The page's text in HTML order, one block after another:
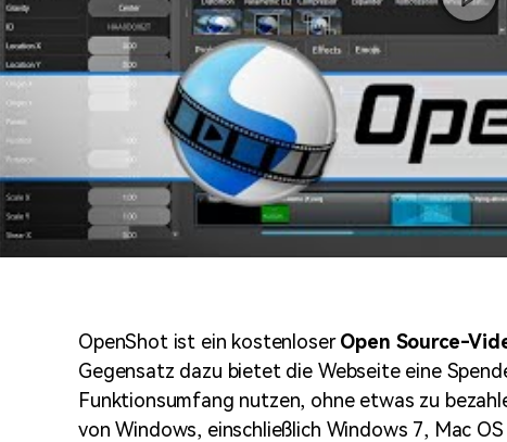
OpenShot ist ein kostenloserOpen Source-
Gegensatz dazu bietet die Webseite eine
Funktionsumfang nutzen, ohne etwas zu
von Windows, einschließlich Windows 7, Mac